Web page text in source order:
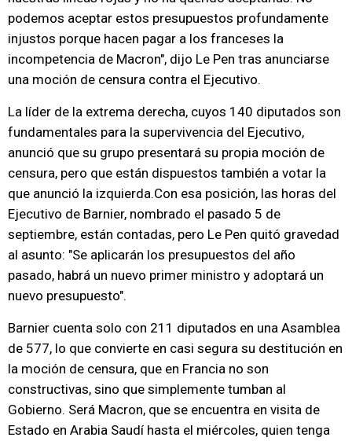
podemos aceptar estos presupuestos profundamente
injustos porque hacen pagar a los franceses la
incompetencia de Macron", dijo Le Pen tras anunciarse
una moción de censura contra el Ejecutivo.
La líder de la extrema derecha, cuyos 140 diputados son
fundamentales para la supervivencia del Ejecutivo,
anunció que su grupo presentará su propia moción de
censura, pero que están dispuestos también a votar la
que anunció la izquierda.Con esa posición, las horas del
Ejecutivo de Barnier, nombrado el pasado 5 de
septiembre, están contadas, pero Le Pen quitó gravedad
al asunto: "Se aplicarán los presupuestos del año
pasado, habrá un nuevo primer ministro y adoptará un
nuevo presupuesto".
Barnier cuenta solo con 211 diputados en una Asamblea
de 577, lo que convierte en casi segura su destitución en
la moción de censura, que en Francia no son
constructivas, sino que simplemente tumban al
Gobierno. Será Macron, que se encuentra en visita de
Estado en Arabia Saudí hasta el miércoles, quien tenga